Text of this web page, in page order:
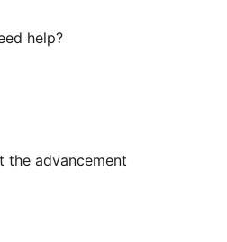
help?
the advancement